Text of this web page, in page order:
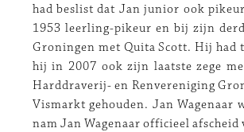
had beslist dat Jan junior ook
1953 leerling-pikeur en bij zijn
Groningen met Quita Scott. Hij had
hij in 2007 ook zijn laatste zege
Harddraverij- en Renvereniging
Vismarkt gehouden. Jan Wagenaar
nam Jan Wagenaar officieel